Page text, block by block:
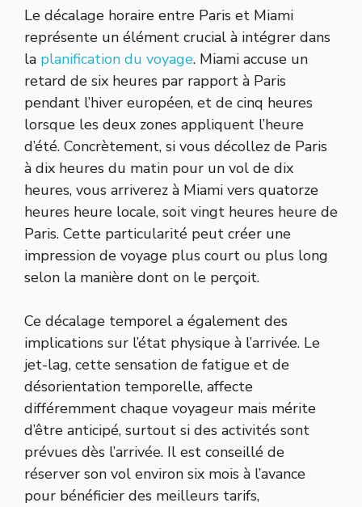
Le décalage horaire entre Paris et Miami
représente un élément crucial à intégrer dans
la planification du voyage. Miami accuse un
retard de six heures par rapport à Paris
pendant l’hiver européen, et de cinq heures
lorsque les deux zones appliquent l’heure
d’été. Concrètement, si vous décollez de Paris
à dix heures du matin pour un vol de dix
heures, vous arriverez à Miami vers quatorze
heures heure locale, soit vingt heures heure de
Paris. Cette particularité peut créer une
impression de voyage plus court ou plus long
selon la manière dont on le perçoit.
Ce décalage temporel a également des
implications sur l’état physique à l’arrivée. Le
jet-lag, cette sensation de fatigue et de
désorientation temporelle, affecte
différemment chaque voyageur mais mérite
d’être anticipé, surtout si des activités sont
prévues dès l’arrivée. Il est conseillé de
réserver son vol environ six mois à l’avance
pour bénéficier des meilleurs tarifs,